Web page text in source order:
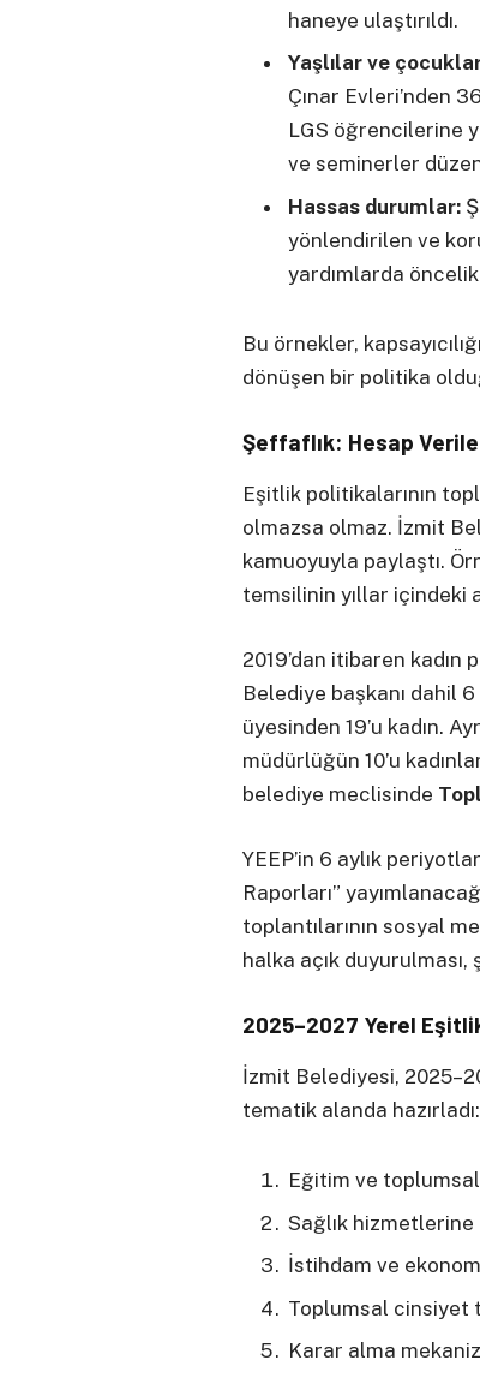
haneye ulaştırıldı.
Yaşlılar ve
Çınar Evleri’nden
LGS öğrencilerine
ve seminerler
Hassas durumlar:
yönlendirilen ve
yardımlarda
Bu örnekler,
dönüşen bir politika
Şeffaflık: Hesap
Eşitlik politikalarının
olmazsa olmaz. İzmit
kamuoyuyla paylaştı.
temsilinin yıllar içindeki
2019’dan itibaren kadın
Belediye başkanı dahil 6
üyesinden 19’u kadın.
müdürlüğün 10’u
belediye meclisinde
YEEP’in 6 aylık
Raporları”
toplantılarının sosyal
halka açık
2025–2027 Yerel
İzmit Belediyesi,
tematik alanda hazırladı:
Eğitim ve
Sağlık hizmetlerine
İstihdam ve
Toplumsal cinsiyet
Karar alma